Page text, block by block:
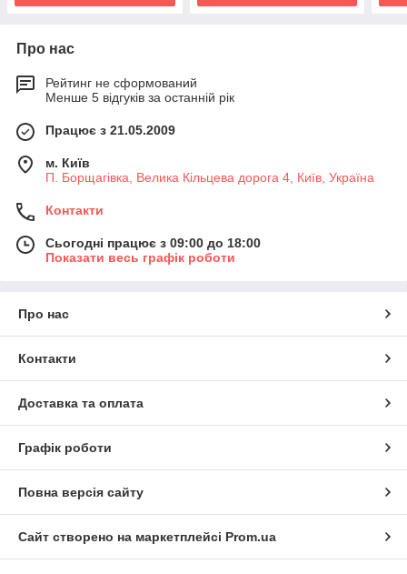
Про нас
Рейтинг не сформований
Менше 5 відгуків за останній рік
Працює з 21.05.2009
м. Київ
П. Борщагівка, Велика Кільцева дорога 4, Київ, Україна
Контакти
Сьогодні працює з 09:00 до 18:00
Показати весь графік роботи
Про нас
Контакти
Доставка та оплата
Графік роботи
Повна версія сайту
Сайт створено на маркетплейсі Prom.ua